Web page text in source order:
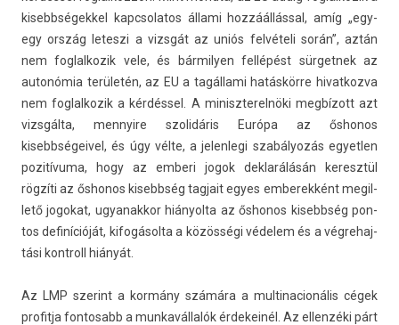
kisebbségek­kel kapcsolatos állami hozzáállással, amíg „egy-
egy ország letes­zi a vizsgát az uniós felvételi során”, aztán
nem fog­lalkozik vele, és bár­mily­en fellépést sür­getnek az
autonómia területén, az EU a tagállami hatáskörre hivat­kozva
nem fog­lalkozik a kérdéssel. A miniszterel­nöki megbízott azt
vizsgálta, men­nyire szolidáris Európa az őshonos
kisebbségeivel, és úgy vélte, a jelen­legi szabályozás egyetl­en
pozitívuma, hogy az em­beri jogok de­klarálásán keresztül
rögzíti az őshonos kisebbség tag­jait egyes em­berek­ként megil­
lető jogokat, ugyanak­kor hiányol­ta az őshonos kisebbség pon­
tos definícióját, kifogásolta a közösségi védelem és a vég­rehaj­
tási kontroll hiányát.
Az LMP szerint a kormány számára a multi­nacionális cégek
pro­fit­ja fon­tosabb a mun­kavál­lalók érdekeinél. Az el­lenzéki párt